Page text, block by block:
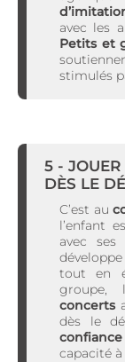
avec les
Petits et
stimulés
5 - JOUER
DÈS LE
C’est au
l’enfant
avec
tout en
groupe,
concerts
dès le
capacité